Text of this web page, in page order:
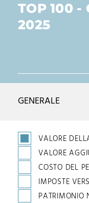
TOP 100 -
2025
VALORE
VALORE
COSTO DEL
IMPOSTE
PATRIMONIO